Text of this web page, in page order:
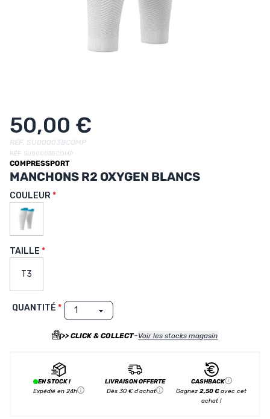
MES FAVORIS
LE BLOG DES TONTONS
CONTACT
50,00 €
RÉF. SU00003BCOMP
RÉF. SU00003BCOMP
COMPRESSPORT
MANCHONS R2 OXYGEN BLANCS
COULEUR
TAILLE
T3
QUANTITÉ
>> CLICK & COLLECT-Voir les stocks magasin
EN STOCK !
Expédié en 24h
LIVRAISON OFFERTE
Dès 30 € d'achat
CASHBACK
Gagnez 2,50 €avec cet
achat !